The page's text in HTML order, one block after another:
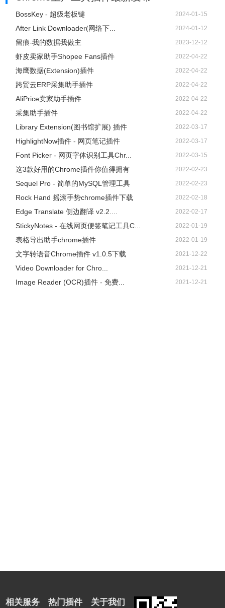
BossKey - 超级老板键 2024-01-15
After Link Downloader(网络下... 2024-01-12
留痕-我的数据我做主 2023-12-12
虾皮卖家助手Shopee Fans插件 2022-04-22
海鹰数据(Extension)插件 2022-04-22
跨贸云ERP采集助手插件 2022-04-22
AliPrice卖家助手插件 2022-04-22
采集助手插件 2022-04-22
Library Extension(图书馆扩展) 插件 2022-03-17
HighlightNow插件 - 网页笔记插件 2022-03-17
Font Picker - 网页字体识别工具Chr... 2022-03-15
这3款好用的Chrome插件你值得拥有 2022-02-23
Sequel Pro - 简单的MySQL管理工具 2022-02-23
Rock Hand 摇滚手势chrome插件下载 2022-02-18
Edge Translate 侧边翻译 v2.2.... 2022-02-17
StickyNotes - 在线网页便签笔记工具C... 2022-01-19
表格导出助手chrome插件 2022-01-19
文字转语音Chrome插件 v1.0.5下载 2021-12-22
Video Downloader for Chro... 2021-12-21
Image Reader (OCR)插件 - 免费... 2021-12-21
相关服务 热门插件 关于我们